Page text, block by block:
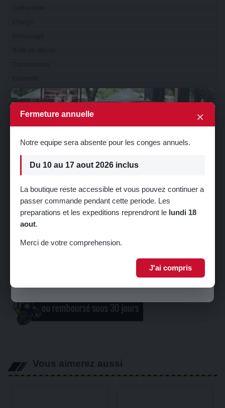
Eclairage
Carrosserie
Sellerie
Châssis
Equipements Raid & 4L TROPHY
Vous aimerez aussi
×
🎁 5% de réduction sur votre première
commande !
×
Fermeture annuelle
Notre equipe sera absente pour les conges annuels.
Du 10 au 17 aout 2026 inclus
La boutique reste accessible et vous pouvez continuer a
passer commande pendant cette periode. Les
preparations et les expeditions reprendront le lundi 18
aout.
Merci de votre comprehension.
J'ai compris